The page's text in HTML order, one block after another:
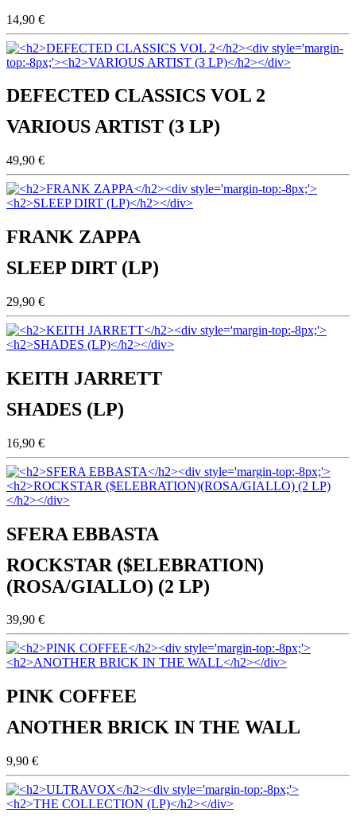
14,90 €
DEFECTED CLASSICS VOL 2
VARIOUS ARTIST (3 LP)
49,90 €
FRANK ZAPPA
SLEEP DIRT (LP)
29,90 €
KEITH JARRETT
SHADES (LP)
16,90 €
SFERA EBBASTA
ROCKSTAR ($ELEBRATION)
(ROSA/GIALLO) (2 LP)
39,90 €
PINK COFFEE
ANOTHER BRICK IN THE WALL
9,90 €